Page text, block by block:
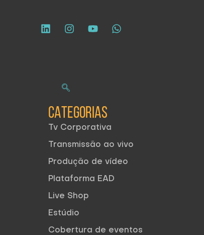
CATEGORIAS
Tv Corporativa
Transmissão ao vivo
Produção de vídeo
Plataforma EAD
Live Shop
Estúdio
Cobertura de eventos